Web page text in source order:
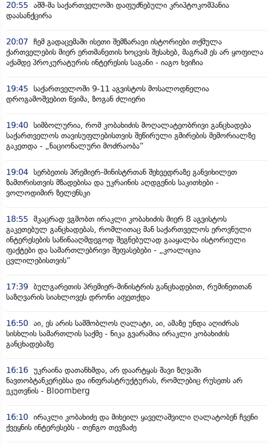
20:55 აშშ-მა საქართველოში დაფუძნებული კრიპტოკომპანია
დაასანქცირა
20:07 ჩემ გადაცემაში ისეთი შემზარავი ისტორიები თქმულა
ქართველების მიერ ერთმანეთის ხოცვის შესახებ, მაგრამ ეს არ ყოფილა
აქამდე პროკურატურის ინტერესის საგანი - იაგო ხვიჩია
19:45 საქართველოში 9-11 აგვისტოს მოსალოდნელია
დროგამოშვებით წვიმა, ზოგან ძლიერი
19:40 სიმბოლურია, რომ კობახიძის მოღალატეობრივი განცხადება
საქართველოს თავისუფლებისთვის შეწირული გმირების მემორიალზე
გაკეთდა - „ნაციონალური მოძრაობა“
19:04 სერბეთის პრემიერ-მინისტრთან შეხვედრაზე განვიხილეთ
ზამთრისთვის მზადებისა და უკრაინის აღდგენის საკითხები -
ვოლოდიმირ ზელენსკი
18:55 მკაცრად ვგმობთ ირაკლი კობახიძის მიერ 8 აგვისტოს
გაკეთებულ განცხადებას, რომლითაც მან საქართველოს ეროვნული
ინტერესების საწინააღმდეგოდ შეგნებულად გააყალბა ისტორიული
ფაქტები და სამართლებრივი შეფასებები - „კოალიცია
ცვლილებისთვის“
17:39 ბულგარეთის პრემიერ-მინისტრის განცხადებით, რუმინეთთან
საზღვარის სიახლოვეს დრონი აფეთქდა
16:50 აი, ეს არის სამშობლოს ღალატი, აი, ამაზე უნდა აღიძრას
სისხლის სამართლის საქმე - ნიკა გვარამია ირაკლი კობახიძის
განცხადებაზე
16:16 უკრაინა დათანხმდა, არ დაარტყას შავი ზღვაში
ნავთობტანკერებსა და ინფრასტრუქტურას, რომლებიც რუსეთს არ
ეკუთვნის - Bloomberg
16:10 ირაკლი კობახიძე და მიხეილ ყაველაშვილი ღალატობენ ჩვენი
ქვეყნის ინტერესებს - თენგო თევზაძე